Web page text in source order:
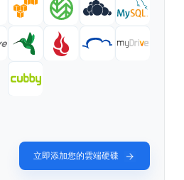
立即添加您的雲端硬碟